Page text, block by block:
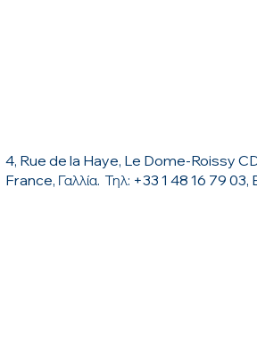
4, Rue de la Haye, Le Dome-Roissy
France, Γαλλία. Τηλ: +33 1 48 16 79 03,